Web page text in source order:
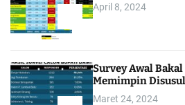
April 8, 2024
Survey Awal
Memimpin
Maret 24, 2024